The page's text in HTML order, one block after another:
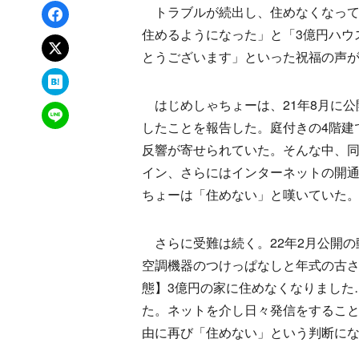
Facebookでシェア
xでポスト
はてなブックマーク
LINEで送る
トラブルが続出し、住めなくなっ
住めるようになった」と「3億円ハ
とうございます」といった祝福の声
はじめしゃちょーは、21年8月に
したことを報告した。庭付きの4階
反響が寄せられていた。そんな中、
イン、さらにはインターネットの開
ちょーは「住めない」と嘆いていた。
さらに受難は続く。22年2月公開
空調機器のつけっぱなしと年式の古
態】3億円の家に住めなくなりまし
た。ネットを介し日々発信をするこ
由に再び「住めない」という判断に